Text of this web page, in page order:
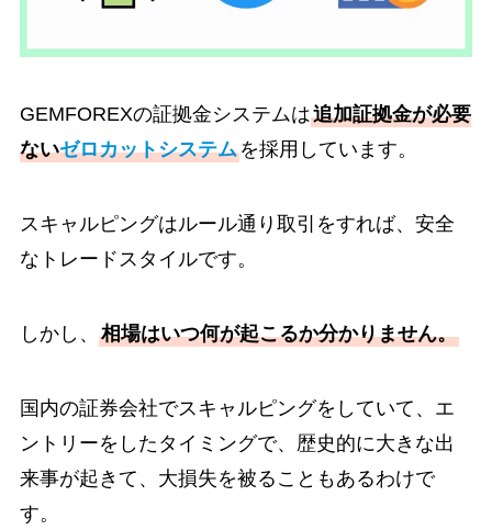
GEMFOREXの証拠金システムは追加証拠金が必要
ないゼロカットシステムを採用しています。
スキャルピングはルール通り取引をすれば、安全
なトレードスタイルです。
しかし、 相場はいつ何が起こるか分かりません。
国内の証券会社でスキャルピングをしていて、エ
ントリーをしたタイミングで、歴史的に大きな出
来事が起きて、大損失を被ることもあるわけで
す。